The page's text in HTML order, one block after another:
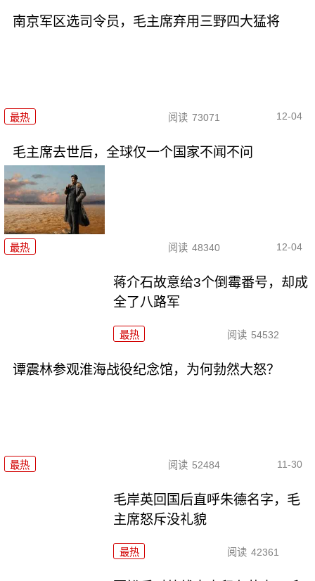
南京军区选司令员，毛主席弃用三野四大猛将
最热 阅读 73071 12-04
毛主席去世后，全球仅一个国家不闻不问
最热 阅读 48340 12-04
蒋介石故意给3个倒霉番号，却成
全了八路军
最热 阅读 54532
谭震林参观淮海战役纪念馆，为何勃然大怒？
最热 阅读 52484 11-30
毛岸英回国后直呼朱德名字，毛
主席怒斥没礼貌
最热 阅读 42361